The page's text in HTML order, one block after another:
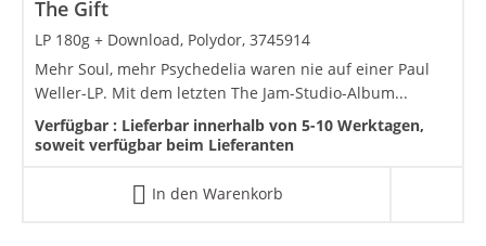
The Gift
LP 180g + Download, Polydor, 3745914
Mehr Soul, mehr Psychedelia waren nie auf einer Paul
Weller-LP. Mit dem letzten The Jam-Studio-Album...
Verfügbar : Lieferbar innerhalb von 5-10 Werktagen,
soweit verfügbar beim Lieferanten
In den Warenkorb